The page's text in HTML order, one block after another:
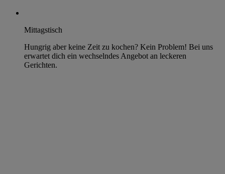
Mittagstisch
Hungrig aber keine Zeit zu kochen? Kein Problem! Bei uns
erwartet dich ein wechselndes Angebot an leckeren
Gerichten.